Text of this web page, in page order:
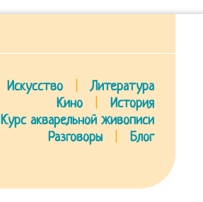
Искусство
Литература
Кино
История
Курс акварельной живописи
Разговоры
Блог